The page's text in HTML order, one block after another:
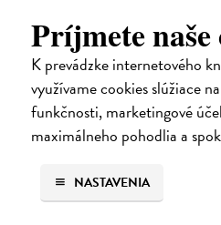
Príjmete naše
K prevádzke internetového
využívame cookies slúžiace
funkčnosti, marketingové
maximálneho pohodlia a
NASTAVENIA
Blázni a špecialisti